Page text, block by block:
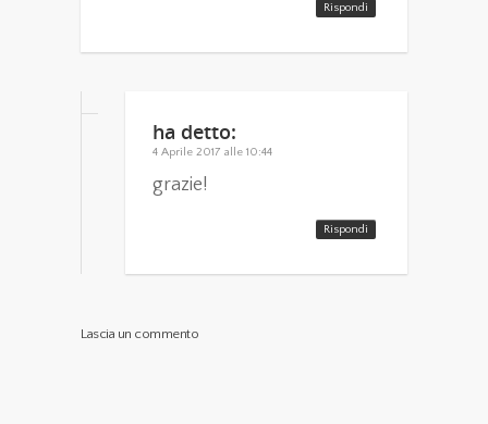
Rispondi
ha detto:
4 Aprile 2017 alle 10:44
grazie!
Rispondi
Lascia un commento